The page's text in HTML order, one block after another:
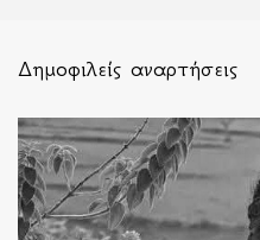
Δημοφιλείς αναρτήσεις